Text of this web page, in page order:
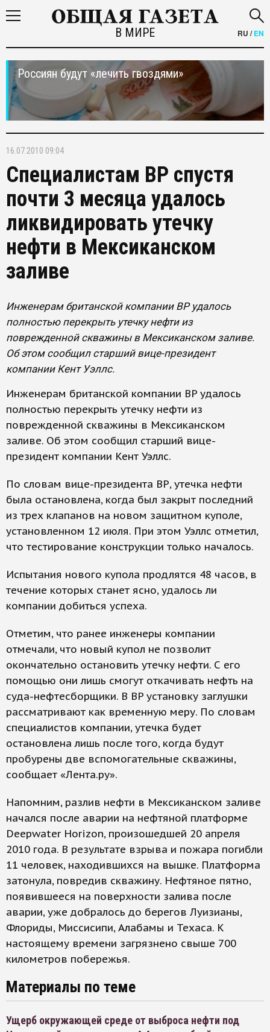
В МИРЕ RU /EN
Россиян будут «лечить гвоздями»
16.07.2010 09:04
Специалистам ВР спустя
почти 3 месяца удалось
ликвидировать утечку
нефти в Мексиканском
заливе
Инженерам британской компании BP удалось
полностью перекрыть утечку нефти из
поврежденной скважины в Мексиканском заливе.
Об этом сообщил старший вице-президент
компании Кент Уэллс.
Инженерам британской компании BP удалось
полностью перекрыть утечку нефти из
поврежденной скважины в Мексиканском
заливе. Об этом сообщил старший вице-
президент компании Кент Уэллс.
По словам вице-президента ВР, утечка нефти
была остановлена, когда был закрыт последний
из трех клапанов на новом защитном куполе,
установленном 12 июля. При этом Уэллс отметил,
что тестирование конструкции только началось.
Испытания нового купола продлятся 48 часов, в
течение которых станет ясно, удалось ли
компании добиться успеха.
Отметим, что ранее инженеры компании
отмечали, что новый купол не позволит
окончательно остановить утечку нефти. С его
помощью они лишь смогут откачивать нефть на
суда-нефтесборщики. В BP установку заглушки
рассматривают как временную меру. По словам
специалистов компании, утечка будет
остановлена лишь после того, когда будут
пробурены две вспомогательные скважины,
сообщает «Лента.ру».
Напомним, разлив нефти в Мексиканском заливе
начался после аварии на нефтяной платформе
Deepwater Horizon, произошедшей 20 апреля
2010 года. В результате взрыва и пожара погибли
11 человек, находившихся на вышке. Платформа
затонула, повредив скважину. Нефтяное пятно,
появившееся на поверхности залива после
аварии, уже добралось до берегов Луизианы,
Флориды, Миссисипи, Алабамы и Техаса. К
настоящему времени загрязнено свыше 700
километров побережья.
Материалы по теме
Ущерб окружающей среде от выброса нефти под